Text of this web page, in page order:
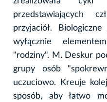
przedstawiających
przyjaciół.
wyłącznie
"rodziny". M. Deskur
grupy osób
uczuciowo. Kreuje
sposób, aby łatwo